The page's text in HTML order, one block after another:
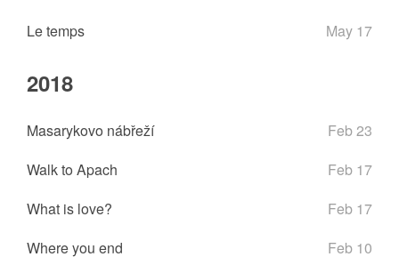
Le temps May 17
2018
Masarykovo nábřeží
Feb 23
Walk to Apach
Feb 17
What is love?
Feb 17
Where you end
Feb 10